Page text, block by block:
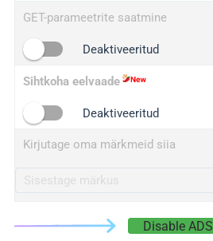
GET-parameetrite saatmine
Deaktiveeritud
Sihtkoha eelvaade
Deaktiveeritud
Kirjutage oma märkmeid siia
Disable ADS